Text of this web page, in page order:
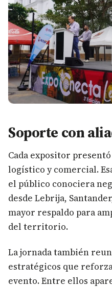
Soporte con
Cada expositor
logístico y comercial.
el público conociera
desde Lebrija,
mayor respaldo para
del territorio.
La jornada también
estratégicos que
evento. Entre ellos